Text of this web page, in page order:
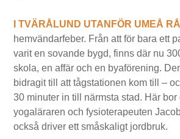
I TVÄRÅLUND UTANFÖR UMEÅ
hemvändarfeber. Från att för bara ett
varit en sovande bygd, finns där nu
skola, en affär och en byaförening.
bidragit till att tågstationen kom till –
30 minuter in till närmsta stad. Här bor
yogaläraren och fysioterapeuten
också driver ett småskaligt jordbruk.